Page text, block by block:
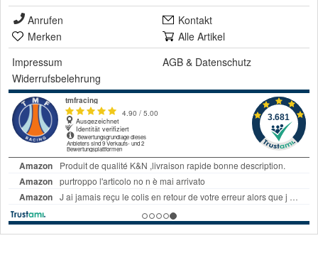
Anrufen
Kontakt
Merken
Alle Artikel
Impressum
AGB & Datenschutz
Widerrufsbelehrung